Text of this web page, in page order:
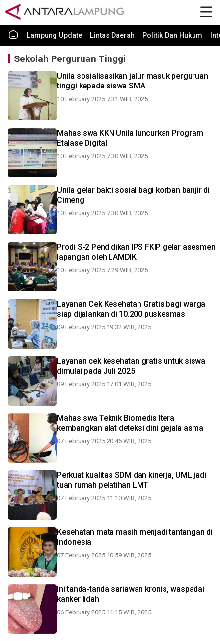
Lampung Update Lintas Daerah Politik Dan Hukum
Sekolah Perguruan Tinggi
Unila sosialisasikan jalur masuk perguruan
tinggi kepada siswa SMA
10 February 2025 7:31 WIB, 2025
Mahasiswa KKN Unila luncurkan Program
Etalase Digital
10 February 2025 7:30 WIB, 2025
Unila gelar bakti sosial bagi korban banjir di
Cimeng
10 February 2025 7:30 WIB, 2025
Prodi S-2 Pendidikan IPS FKIP gelar asesmen
lapangan oleh LAMDIK
10 February 2025 7:29 WIB, 2025
Layanan Cek Kesehatan Gratis bagi warga
siap dijalankan di 10.200 puskesmas
09 February 2025 19:32 WIB, 2025
Layanan cek kesehatan gratis untuk siswa
dimulai pada Juli 2025
09 February 2025 17:01 WIB, 2025
Mahasiswa Teknik Biomedis Itera
kembangkan alat deteksi dini gejala asma
07 February 2025 20:46 WIB, 2025
Perkuat kualitas SDM dan kinerja, UML jadi
tuan rumah pelatihan LMT
07 February 2025 11:10 WIB, 2025
Kesehatan mata masih menjadi tantangan di
Indonesia
07 February 2025 10:59 WIB, 2025
Ini tanda-tanda sariawan kronis, waspadai
kanker lidah
06 February 2025 11:15 WIB, 2025